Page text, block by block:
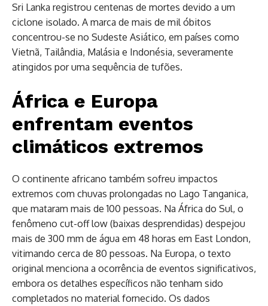
Sri Lanka registrou centenas de mortes devido a um
ciclone isolado. A marca de mais de mil óbitos
concentrou-se no Sudeste Asiático, em países como
Vietnã, Tailândia, Malásia e Indonésia, severamente
atingidos por uma sequência de tufões.
África e Europa
enfrentam eventos
climáticos extremos
O continente africano também sofreu impactos
extremos com chuvas prolongadas no Lago Tanganica,
que mataram mais de 100 pessoas. Na África do Sul, o
fenômeno cut-off low (baixas desprendidas) despejou
mais de 300 mm de água em 48 horas em East London,
vitimando cerca de 80 pessoas. Na Europa, o texto
original menciona a ocorrência de eventos significativos,
embora os detalhes específicos não tenham sido
completados no material fornecido. Os dados